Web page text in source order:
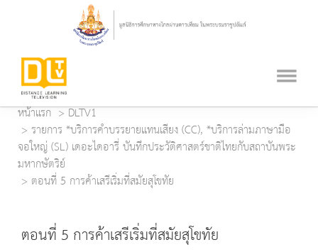
หน้าแรก
DLTV1
รายการ *บริการคำบรรยายแทนเสียง (CC), *บริการล่ามภาษามือ
จอใหญ่ (SL) เดอะไดอารี่ บันทึกประวัติศาสตร์ชาติไทยกับสถาบันพระ
มหากษัตริย์
ตอนที่ 5 การค้าเสรีเริ่มที่สมัยสุโขทัย
ตอนที่ 5 การค้าเสรีเริ่มที่สมัยสุโขทัย